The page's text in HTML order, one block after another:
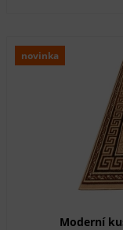
novinka
Moderní